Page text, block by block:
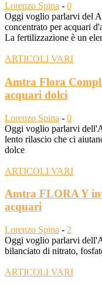
Lorenzo Spina - 0
Oggi voglio parlarvi del
concentrato per acquari
La fertilizzazione è un
ARTICOLI VARI
Amtra Flora
acquari dolci
Lorenzo Spina - 0
Oggi voglio parlarvi
lento rilascio che ci
dolce
ARTICOLI VARI
Amtra FLORA Y
acquari
Lorenzo Spina - 2
Oggi voglio parlarvi
bilanciato di nitrato,
ARTICOLI VARI